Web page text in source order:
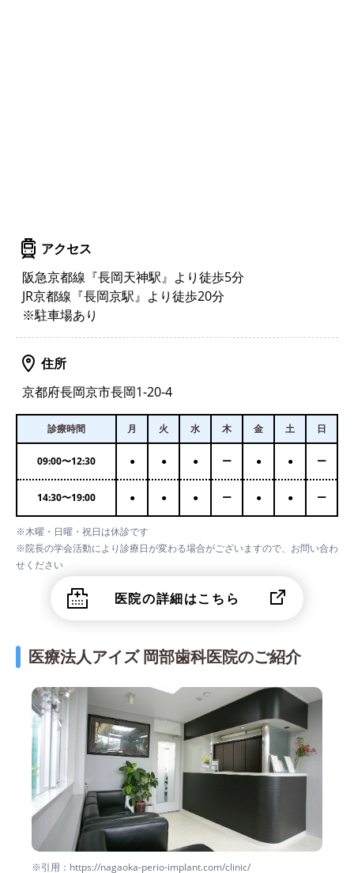
アクセス
阪急京都線『長岡天神駅』より徒歩5分
JR京都線『長岡京駅』より徒歩20分
※駐車場あり
住所
京都府長岡京市長岡1-20-4
診療時間 月 火 水 木 金 土 日
09:00〜12:30 ● ● ● ー ● ● ー
14:30〜19:00 ● ● ● ー ● ● ー
※木曜・日曜・祝日は休診です
※院長の学会活動により診療日が変わる場合がございますので、お問い合わ
せください
医院の詳細はこちら
医療法人アイズ 岡部歯科医院のご紹介
※引用：https://nagaoka-perio-implant.com/clinic/